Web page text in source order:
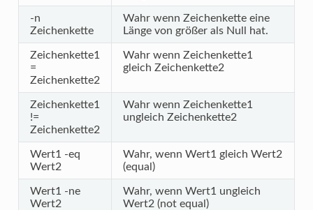
-n
Zeichenkette
Wahr wenn Zeichenkette eine
Länge von größer als Null hat.
Zeichenkette1
=
Zeichenkette2
Wahr wenn Zeichenkette1
gleich Zeichenkette2
Zeichenkette1
!=
Zeichenkette2
Wahr wenn Zeichenkette1
ungleich Zeichenkette2
Wert1 -eq
Wert2
Wahr, wenn Wert1 gleich Wert2
(equal)
Wert1 -ne
Wert2
Wahr, wenn Wert1 ungleich
Wert2 (not equal)